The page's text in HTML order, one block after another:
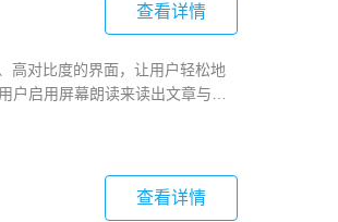
查看详情
高对比度的界面，让用户轻松地
启用屏幕朗读来读出文章与内
查看详情